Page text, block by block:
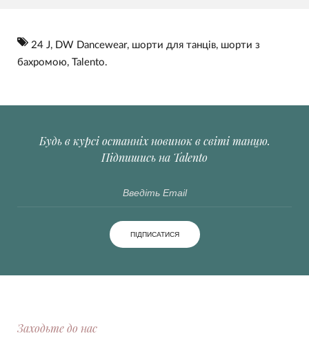
24 J, DW Dancewear, шорти для танців, шорти з
бахромою, Talento.
Будь в курсі останніх новинок в світі танцю.
Підпишись на Talento
ПІДПИСАТИСЯ
Заходьте до нас